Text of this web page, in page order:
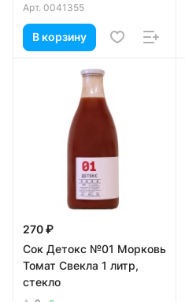
Арт. 0041355
В корзину
270 ₽
Сок Детокс №01 Морковь
Томат Свекла 1 литр,
стекло